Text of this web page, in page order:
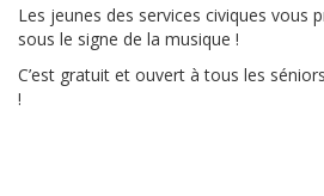
Les jeunes des services civiques vous
sous le signe de la musique !
C’est gratuit et ouvert à tous les
!